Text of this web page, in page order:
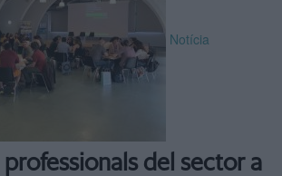
Notícia
professionals del sector a